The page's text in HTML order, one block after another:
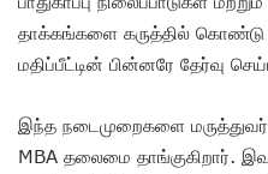
தாக்கங்களை கருத்தில் கொண்டு
மதிப்பீட்டின் பின்னரே தேர்வு
இந்த நடைமுறைகளை
MBA தலைமை தாங்குகிறார்.